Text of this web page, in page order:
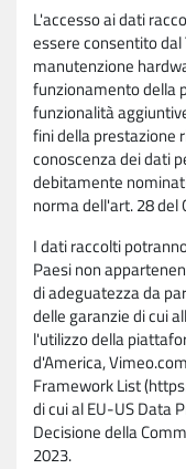
L'accesso ai dati
essere consentito
manutenzione
funzionamento della
funzionalità
fini della prestazione
conoscenza dei dati
debitamente
norma dell'art. 28 del
I dati raccolti
Paesi non
di adeguatezza da
delle garanzie di cui
l'utilizzo della
d'America,
Framework List
di cui al EU-US Data
Decisione della
2023.